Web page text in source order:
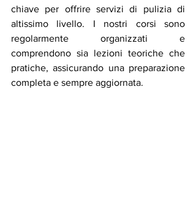
chiave per offrire servizi di pulizia di
altissimo livello. I nostri corsi sono
regolarmente organizzati e
comprendono sia lezioni teoriche che
pratiche, assicurando una preparazione
completa e sempre aggiornata.